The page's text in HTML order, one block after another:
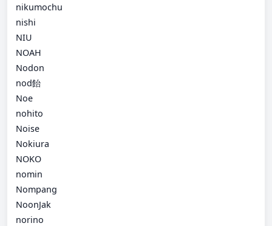
nikumochu
nishi
NIU
NOAH
Nodon
nod飴
Noe
nohito
Noise
Nokiura
NOKO
nomin
Nompang
NoonJak
norino